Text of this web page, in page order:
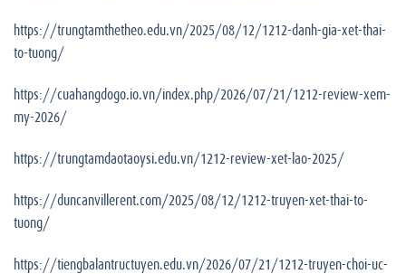
https://trungtamthetheo.edu.vn/2025/08/12/1212-danh-gia-xet-thai-
to-tuong/
https://cuahangdogo.io.vn/index.php/2026/07/21/1212-review-xem-
my-2026/
https://trungtamdaotaoysi.edu.vn/1212-review-xet-lao-2025/
https://duncanvillerent.com/2025/08/12/1212-truyen-xet-thai-to-
tuong/
https://tiengbalantructuyen.edu.vn/2026/07/21/1212-truyen-choi-uc-